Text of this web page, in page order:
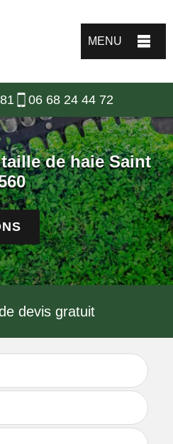
MENU
06 68 24 44 72
de haie Saint
devis gratuit